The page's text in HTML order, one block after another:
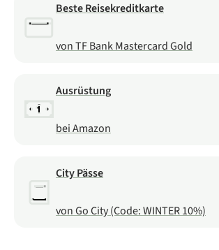
Beste Reisekreditkarte
von TF Bank Mastercard Gold
Ausrüstung
bei Amazon
City Pässe
von Go City (Code: WINTER 10%)